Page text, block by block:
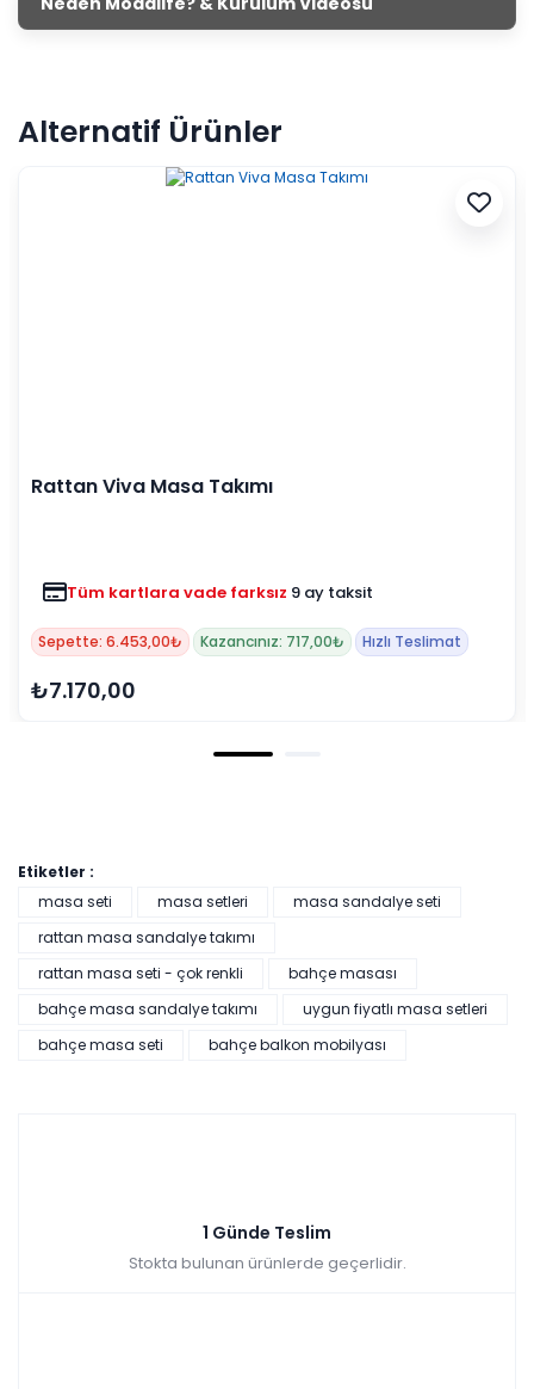
Alternatif Ürünler
Rattan Viva Masa Takımı
Tüm kartlara vade farksız 9 ay taksit
Sepette: 6.453,00₺ Kazancınız: 717,00₺ Hızlı Teslimat
₺7.170,00
Etiketler :
masa seti
masa setleri
masa sandalye seti
rattan masa sandalye takımı
rattan masa seti - çok renkli
bahçe masası
bahçe masa sandalye takımı
uygun fiyatlı masa setleri
bahçe masa seti
bahçe balkon mobilyası
1 Günde Teslim
Stokta bulunan ürünlerde geçerlidir.